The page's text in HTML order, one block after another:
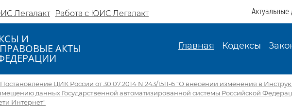
Легалакт Работа с ЮИС Легалакт
И
АКТЫ Главная Кодексы
Постановление ЦИК России от 30.07.2014 N 243/1511-6 "О внесении изменения в
данных Государственной автоматизированной системы Российской
Интернет"